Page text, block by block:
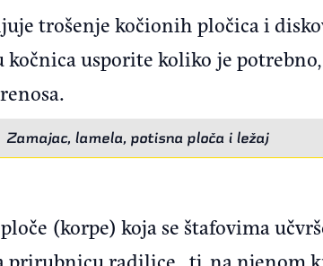
trošenje kočionih pločica i
kočnica usporite koliko je
Zamajac, lamela, potisna ploča i ležaj
(korpe) koja se štafovima